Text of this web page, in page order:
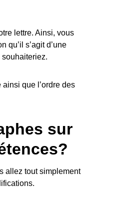
lettre. Ainsi, vous
qu’il s’agit d’une
que l’ordre des
sur
allez tout simplement